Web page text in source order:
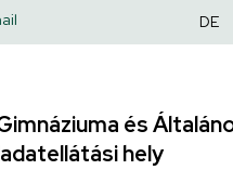
Felső
DE
és
hely